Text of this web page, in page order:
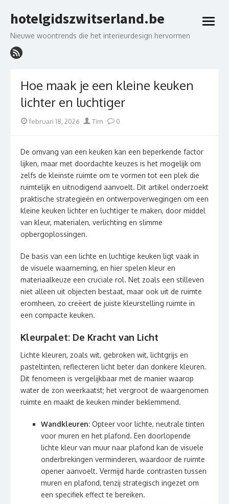
to
hotelgidszwitserland.be
Nieuwe woontrends die het interieurdesign hervormen
open
Hoe maak je een kleine keuken
lichter en luchtiger
Posted
februari 18, 2026 Author
Tim 0
De omvang van een keuken kan een beperkende factor
lijken, maar met doordachte keuzes is het mogelijk om
zelfs de kleinste ruimte om te vormen tot een plek die
ruimtelijk en uitnodigend aanvoelt. Dit artikel onderzoekt
praktische strategieën en ontwerpoverwegingen om een
kleine keuken lichter en luchtiger te maken, door middel
van kleur, materialen, verlichting en slimme
opbergoplossingen.
De basis van een lichte en luchtige keuken ligt vaak in
de visuele waarneming, en hier spelen kleur en
materiaalkeuze een cruciale rol. Net zoals een stilleven
niet alleen uit objecten bestaat, maar ook uit de ruimte
eromheen, zo creëert de juiste kleurstelling ruimte in
een compacte keuken.
Kleurpalet: De Kracht van Licht
Lichte kleuren, zoals wit, gebroken wit, lichtgrijs en
pasteltinten, reflecteren licht beter dan donkere kleuren.
Dit fenomeen is vergelijkbaar met de manier waarop
water de zon weerkaatst; het vergroot de waargenomen
ruimte en maakt de keuken minder beklemmend.
Wandkleuren: Opteer voor lichte, neutrale tinten
voor muren en het plafond. Een doorlopende
lichte kleur van muur naar plafond kan de visuele
onderbrekingen verminderen, waardoor de ruimte
opener aanvoelt. Vermijd harde contrasten tussen
muren en plafond, tenzij strategisch ingezet om
een specifiek effect te bereiken.